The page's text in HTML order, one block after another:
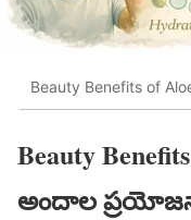
Beauty Benefits of
Beauty
అందాల